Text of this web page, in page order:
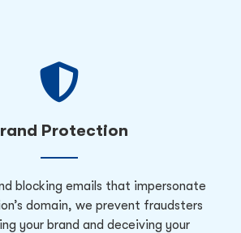
Protection
blocking emails that impersonate
domain, we prevent fraudsters
your brand and deceiving your